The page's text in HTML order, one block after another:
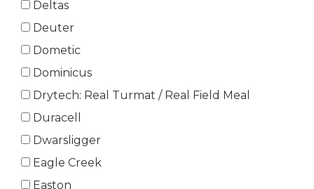
Deltas
Deuter
Dometic
Dominicus
Drytech: Real Turmat / Real Field Meal
Duracell
Dwarsligger
Eagle Creek
Easton